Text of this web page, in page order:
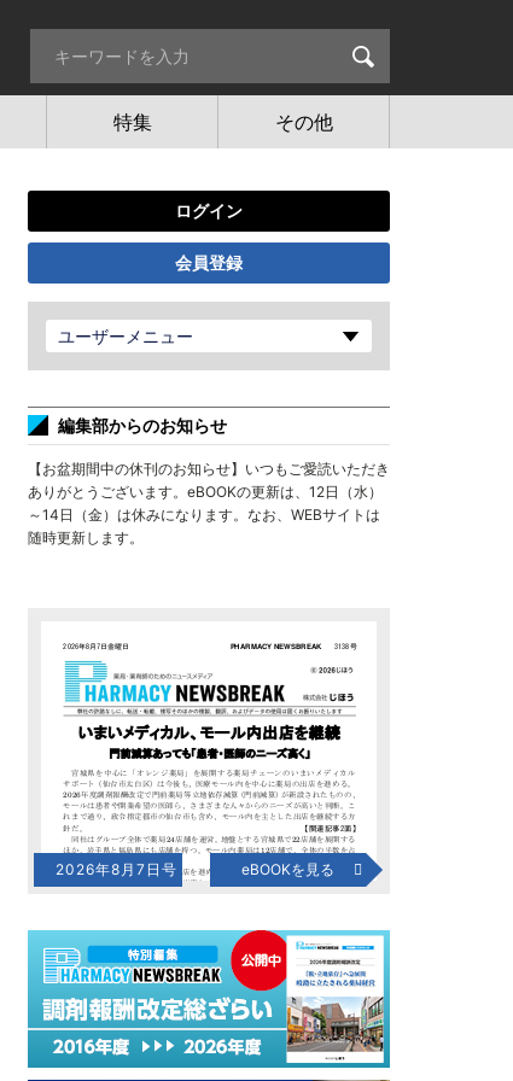
特集 その他
ログイン
会員登録
ユーザーメニュー
編集部からのお知らせ
【お盆期間中の休刊のお知らせ】いつもご愛読いただき
ありがとうございます。eBOOKの更新は、12日（水）
～14日（金）は休みになります。なお、WEBサイトは
随時更新します。
2026年8月7日号 eBOOKを見る